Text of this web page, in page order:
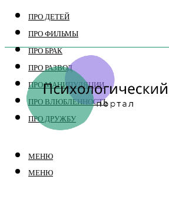
ПРО ДЕТЕЙ
ПРО ФИЛЬМЫ
ПРО БРАК
ПРО РАЗВОД
ПРО МАНИПУЛЯЦИИ
ПРО ВЛЮБЛЕННОСТЬ
ПРО ДРУЖБУ
МЕНЮ
МЕНЮ